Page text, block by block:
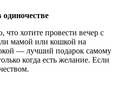
одиночестве
что хотите провести вечер с
мамой или кошкой на
— лучший подарок самому
когда есть желание. Если